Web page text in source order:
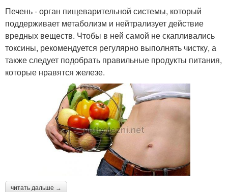
Печень - орган пищеварительной системы, который
поддерживает метаболизм и нейтрализует действие
вредных веществ. Чтобы в ней самой не скапливались
токсины, рекомендуется регулярно выполнять чистку, а
также следует подобрать правильные продукты питания,
которые нравятся железе.
читать дальше →